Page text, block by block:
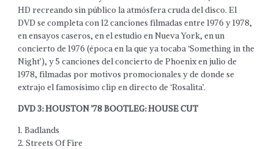
HD recreando sin público la atmósfera cruda del disco. El
DVD se completa con 12 canciones filmadas entre 1976 y 1978,
en ensayos caseros, en el estudio en Nueva York, en un
concierto de 1976 (época en la que ya tocaba ‘Something in the
Night’), y 5 canciones del concierto de Phoenix en julio de
1978, filmadas por motivos promocionales y de donde se
extrajo el famosísimo clip en directo de ‘Rosalita’.
DVD 3: HOUSTON ’78 BOOTLEG: HOUSE CUT
1. Badlands
2. Streets Of Fire